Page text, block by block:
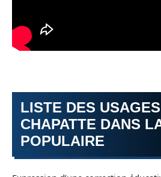
LISTE DES
CHAPATTE DANS
POPULAIRE